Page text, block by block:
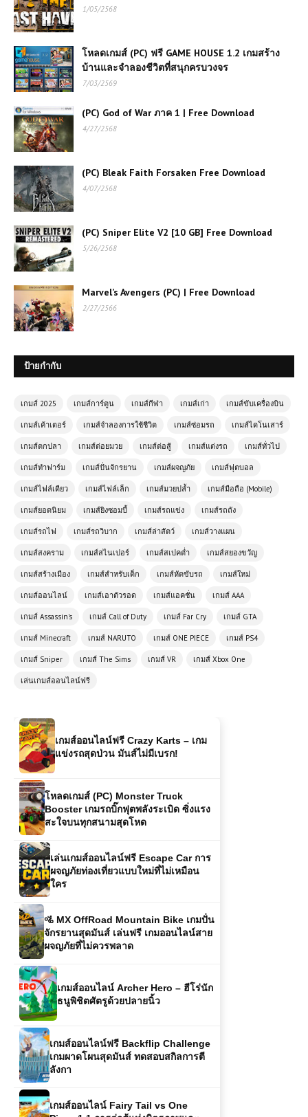
1/05/2568
โหลดเกมส์ (PC) ฟรี GAME HOUSE 1.2 เกมสร้าง
บ้านและจำลองชีวิตที่สนุกครบวงจร
7/03/2569
(PC) God of War ภาค 1 | Free Download
4/27/2568
(PC) Bleak Faith Forsaken Free Download
4/07/2568
(PC) Sniper Elite V2 [10 GB] Free Download
5/26/2568
Marvel’s Avengers (PC) | Free Download
2/27/2566
ป้ายกำกับ
เกมส์ 2025 เกมส์การ์ตูน เกมส์กีฬา เกมส์เก่า เกมส์ขับเครื่องบิน
เกมส์เค้าเตอร์ เกมส์จำลองการใช้ชีวิต เกมส์ซ่อมรถ เกมส์ไดโนเสาร์
เกมส์ตกปลา เกมส์ต่อยมวย เกมส์ต่อสู้ เกมส์แต่งรถ เกมส์ทั่วไป
เกมส์ทำฟาร์ม เกมส์ปั่นจักรยาน เกมส์ผจญภัย เกมส์ฟุตบอล
เกมส์ไฟล์เดียว เกมส์ไฟล์เล็ก เกมส์มวยปล้ำ เกมส์มือถือ (Mobile)
เกมส์ยอดนิยม เกมส์ยิงซอมบี้ เกมส์รถแข่ง เกมส์รถถัง
เกมส์รถไฟ เกมส์รถวิบาก เกมส์ล่าสัตว์ เกมส์วางแผน
เกมส์สงคราม เกมส์สไนเปอร์ เกมส์สเปคต่ำ เกมส์สยองขวัญ
เกมส์สร้างเมือง เกมส์สำหรับเด็ก เกมส์หัดขับรถ เกมส์ใหม่
เกมส์ออนไลน์ เกมส์เอาตัวรอด เกมส์แอคชั่น เกมส์ AAA
เกมส์ Assassin's เกมส์ Call of Duty เกมส์ Far Cry เกมส์ GTA
เกมส์ Minecraft เกมส์ NARUTO เกมส์ ONE PIECE เกมส์ PS4
เกมส์ Sniper เกมส์ The Sims เกมส์ VR เกมส์ Xbox One
เล่นเกมส์ออนไลน์ฟรี
Free download
ซอมบี้มือโปร เกมยิงสุดมันส์ที่ต้องลอง!
เกมส์ออนไลน์ Monster Truck Race
ระดับมืออาชีพ
โหลดเกมส์ (PC) Monster Truck
Booster เกมรถบิ๊กฟุตพลังระเบิด ซิ่งแรง
เล่นเกมส์ออนไลน์ฟรี Escape Car การ
🚵 MX OffRoad Mountain Bike เกมปั่น
จักรยานสุดมันส์ เล่นฟรี เกมออนไลน์สาย
ผจญภัยที่ไม่ควรพลาด
เกมส์ออนไลน์ Archer Hero – ฮีโร่นัก
ธนูพิชิตศัตรูด้วยปลายนิ้ว
เกมส์ออนไลน์ฟรี Backflip Challenge
เกมผาดโผนสุดมันส์ ทดสอบสกิลการตี
ลังกา
เกมส์ออนไลน์ Fairy Tail vs One
Piece 1.1 การต่อสู้แห่งมิตรภาพและ
การผจญภัย